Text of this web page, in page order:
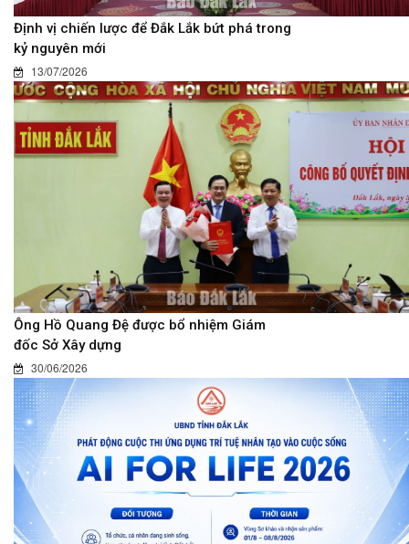
Định vị chiến lược để Đắk Lắk bứt phá trong
kỷ nguyên mới
13/07/2026
Ông Hồ Quang Đệ được bổ nhiệm Giám
đốc Sở Xây dựng
30/06/2026